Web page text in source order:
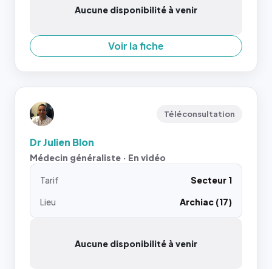
Aucune disponibilité à venir
Voir la fiche
Téléconsultation
Dr Julien Blon
Médecin généraliste · En vidéo
Tarif
Secteur 1
Lieu
Archiac (17)
Aucune disponibilité à venir